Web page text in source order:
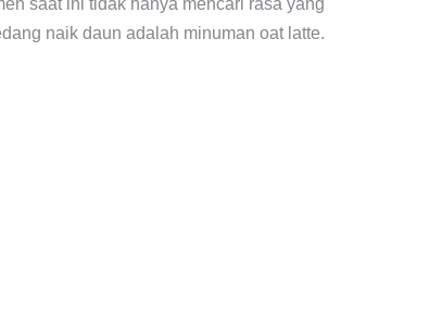
saat ini tidak hanya mencari rasa yang
naik daun adalah minuman oat latte.